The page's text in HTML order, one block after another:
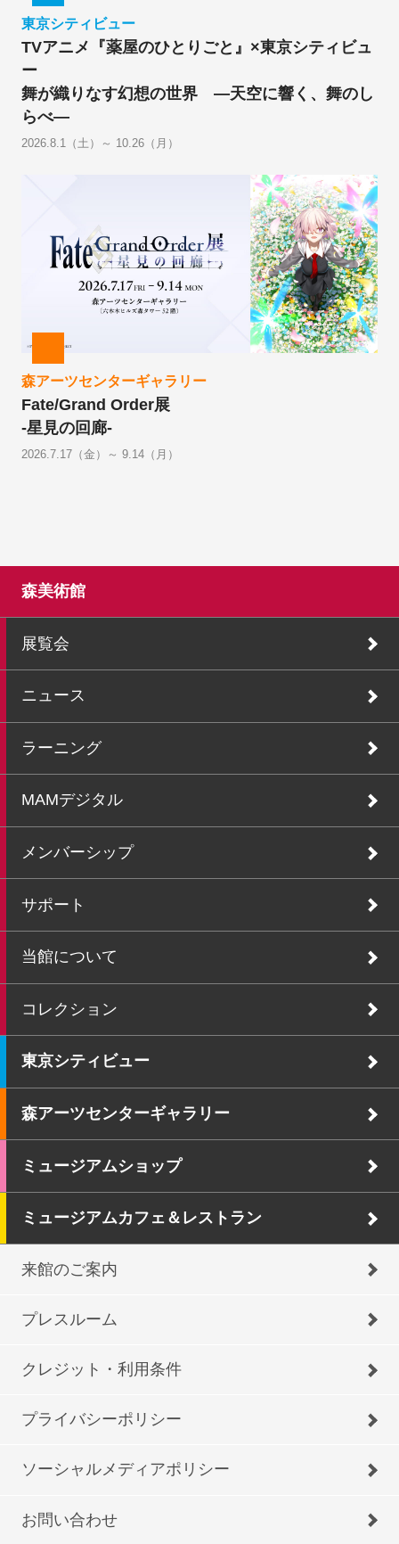
東京シティビュー
TVアニメ『薬屋のひとりごと』×東京シティビュ
ー
舞が織りなす幻想の世界 ―天空に響く、舞のし
らべ―
2026.8.1（土）～ 10.26（月）
森アーツセンターギャラリー
Fate/Grand Order展
-星見の回廊-
2026.7.17（金）～ 9.14（月）
森美術館
展覧会
ニュース
ラーニング
MAMデジタル
メンバーシップ
サポート
当館について
コレクション
東京シティビュー
森アーツセンターギャラリー
ミュージアムショップ
ミュージアムカフェ＆レストラン
来館のご案内
プレスルーム
クレジット・利用条件
プライバシーポリシー
ソーシャルメディアポリシー
お問い合わせ